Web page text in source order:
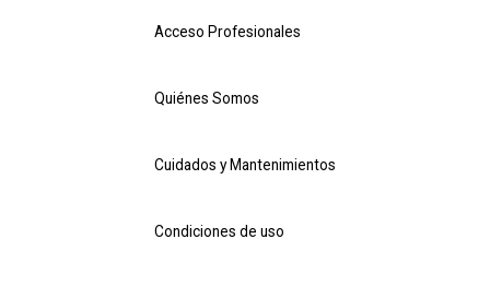
Acceso Profesionales
Quiénes Somos
Cuidados y Mantenimientos
Condiciones de uso